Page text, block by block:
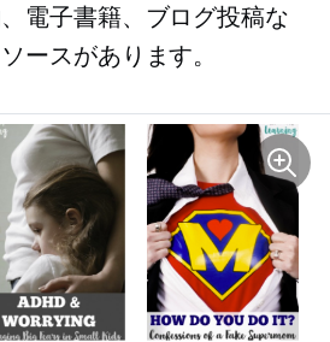
電子書籍、ブログ投稿な
ースがあります。